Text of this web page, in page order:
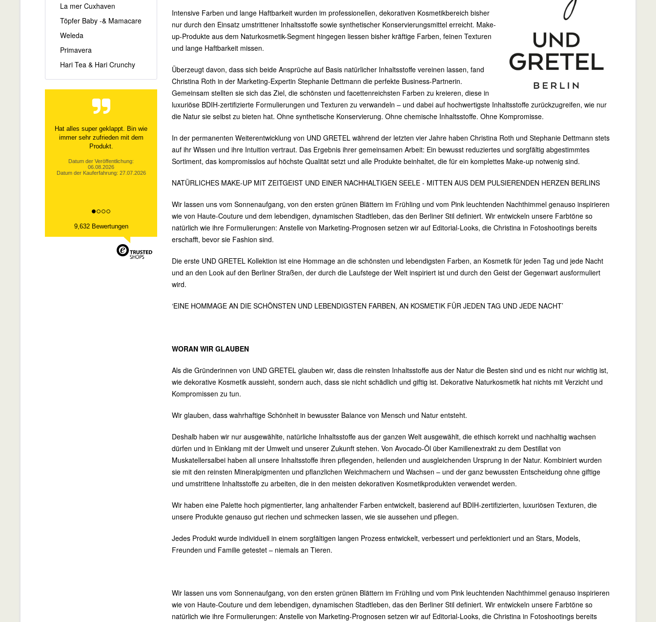
La mer Cuxhaven
Töpfer Baby -& Mamacare
Weleda
Primavera
Hari Tea & Hari Crunchy
Hat alles super geklappt. Bin wie
immer sehr zufrieden mit dem
Produkt.
Datum der Veröffentlichung:
06.08.2026
Datum der Kauferfahrung: 27.07.2026
9,632 Bewertungen
Intensive Farben und lange Haftbarkeit wurden im professionellen, dekorativen Kosmetikbereich bisher
nur durch den Einsatz umstrittener Inhaltsstoffe sowie synthetischer Konservierungsmittel erreicht. Make-
up-Produkte aus dem Naturkosmetik-Segment hingegen liessen bisher kräftige Farben, feinen Texturen
und lange Haftbarkeit missen.
Überzeugt davon, dass sich beide Ansprüche auf Basis natürlicher Inhaltsstoffe vereinen lassen, fand
Christina Roth in der Marketing-Expertin Stephanie Dettmann die perfekte Business-Partnerin.
Gemeinsam stellten sie sich das Ziel, die schönsten und facettenreichsten Farben zu kreieren, diese in
luxuriöse BDIH-zertifizierte Formulierungen und Texturen zu verwandeln – und dabei auf hochwertigste Inhaltsstoffe zurückzugreifen, wie nur
die Natur sie selbst zu bieten hat. Ohne synthetische Konservierung. Ohne chemische Inhaltsstoffe. Ohne Kompromisse.
In der permanenten Weiterentwicklung von UND GRETEL während der letzten vier Jahre haben Christina Roth und Stephanie Dettmann stets
auf ihr Wissen und ihre Intuition vertraut. Das Ergebnis ihrer gemeinsamen Arbeit: Ein bewusst reduziertes und sorgfältig abgestimmtes
Sortiment, das kompromisslos auf höchste Qualität setzt und alle Produkte beinhaltet, die für ein komplettes Make-up notwenig sind.
NATÜRLICHES MAKE-UP MIT ZEITGEIST UND EINER NACHHALTIGEN SEELE - MITTEN AUS DEM PULSIERENDEN HERZEN BERLINS
Wir lassen uns vom Sonnenaufgang, von den ersten grünen Blättern im Frühling und vom Pink leuchtenden Nachthimmel genauso inspirieren
wie von Haute-Couture und dem lebendigen, dynamischen Stadtleben, das den Berliner Stil definiert. Wir entwickeln unsere Farbtöne so
natürlich wie ihre Formulierungen: Anstelle von Marketing-Prognosen setzen wir auf Editorial-Looks, die Christina in Fotoshootings bereits
erschafft, bevor sie Fashion sind.
Die erste UND GRETEL Kollektion ist eine Hommage an die schönsten und lebendigsten Farben, an Kosmetik für jeden Tag und jede Nacht
und an den Look auf den Berliner Straßen, der durch die Laufstege der Welt inspiriert ist und durch den Geist der Gegenwart ausformuliert
wird.
‘EINE HOMMAGE AN DIE SCHÖNSTEN UND LEBENDIGSTEN FARBEN, AN KOSMETIK FÜR JEDEN TAG UND JEDE NACHT’
WORAN WIR GLAUBEN
Als die Gründerinnen von UND GRETEL glauben wir, dass die reinsten Inhaltsstoffe aus der Natur die Besten sind und es nicht nur wichtig ist,
wie dekorative Kosmetik aussieht, sondern auch, dass sie nicht schädlich und giftig ist. Dekorative Naturkosmetik hat nichts mit Verzicht und
Kompromissen zu tun.
Wir glauben, dass wahrhaftige Schönheit in bewusster Balance von Mensch und Natur entsteht.
Deshalb haben wir nur ausgewählte, natürliche Inhaltsstoffe aus der ganzen Welt ausgewählt, die ethisch korrekt und nachhaltig wachsen
dürfen und in Einklang mit der Umwelt und unserer Zukunft stehen. Von Avocado-Öl über Kamillenextrakt zu dem Destillat von
Muskatellersalbei haben all unsere Inhaltsstoffe ihren pflegenden, heilenden und ausgleichenden Ursprung in der Natur. Kombiniert wurden
sie mit den reinsten Mineralpigmenten und pflanzlichen Weichmachern und Wachsen – und der ganz bewussten Entscheidung ohne giftige
und umstrittene Inhaltsstoffe zu arbeiten, die in den meisten dekorativen Kosmetikprodukten verwendet werden.
Wir haben eine Palette hoch pigmentierter, lang anhaltender Farben entwickelt, basierend auf BDIH-zertifizierten, luxuriösen Texturen, die
unsere Produkte genauso gut riechen und schmecken lassen, wie sie aussehen und pflegen.
Jedes Produkt wurde individuell in einem sorgfältigen langen Prozess entwickelt, verbessert und perfektioniert und an Stars, Models,
Freunden und Familie getestet – niemals an Tieren.
Wir lassen uns vom Sonnenaufgang, von den ersten grünen Blättern im Frühling und vom Pink leuchtenden Nachthimmel genauso inspirieren
wie von Haute-Couture und dem lebendigen, dynamischen Stadtleben, das den Berliner Stil definiert. Wir entwickeln unsere Farbtöne so
natürlich wie ihre Formulierungen: Anstelle von Marketing-Prognosen setzen wir auf Editorial-Looks, die Christina in Fotoshootings bereits